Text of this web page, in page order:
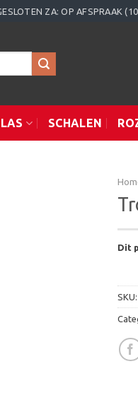
ZA: OP AFSPRAAK
SCHALEN
Dit
SKU: